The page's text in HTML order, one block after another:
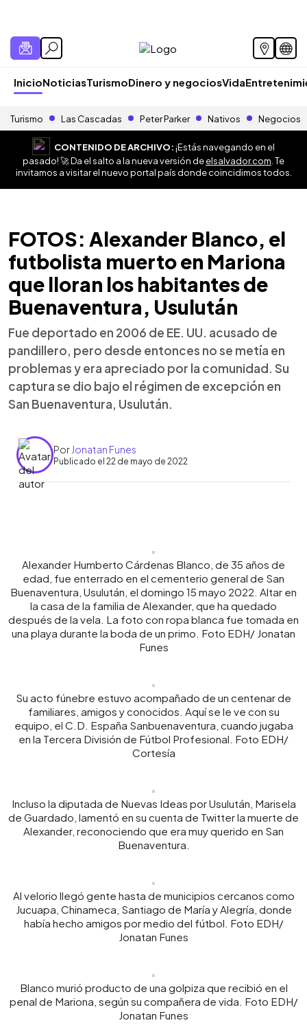
InicioNoticiasTurismoDinero y negociosVida
Turismo Las Cascadas Peter Parker Nativos Negocios
CONTENIDO DE ARCHIVO:¡Estás navegando en el
pasado! 🚀 Da el salto a la nueva versión deelsalvador.com . Te
invitamos a visitar el nuevo portal país donde coincidimos todos.
FOTOS: Alexander Blanco, el
futbolista muerto en Mariona
que lloran los habitantes de
Buenaventura, Usulután
Fue deportado en 2006 de EE. UU. acusado de
pandillero, pero desde entonces no se metía en
problemas y era apreciado por la comunidad. Su
captura se dio bajo el régimen de excepción en
San Buenaventura, Usulután.
Por Jonatan Funes
Publicado el 22 de mayo de 2022
Alexander Humberto Cárdenas Blanco, de 35 años de
edad, fue enterrado en el cementerio general de San
Buenaventura, Usulután, el domingo 15 mayo 2022. Altar en
la casa de la familia de Alexander, que ha quedado
después de la vela. La foto con ropa blanca fue tomada en
una playa durante la boda de un primo. Foto EDH/ Jonatan
Funes
Su acto fúnebre estuvo acompañado de un centenar de
familiares, amigos y conocidos. Aquí se le ve con su
equipo, el C.D. España Sanbuenaventura, cuando jugaba
en la Tercera División de Fútbol Profesional. Foto EDH/
Cortesía
Incluso la diputada de Nuevas Ideas por Usulután, Marisela
de Guardado, lamentó en su cuenta de Twitter la muerte de
Alexander, reconociendo que era muy querido en San
Buenaventura.
Al velorio llegó gente hasta de municipios cercanos como
Jucuapa, Chinameca, Santiago de María y Alegría, donde
había hecho amigos por medio del fútbol. Foto EDH/
Jonatan Funes
Blanco murió producto de una golpiza que recibió en el
penal de Mariona, según su compañera de vida. Foto EDH/
Jonatan Funes